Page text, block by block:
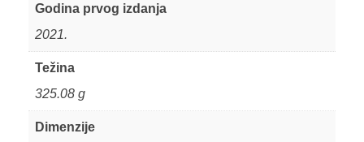
Godina prvog izdanja
2021.
Težina
325.08 g
Dimenzije